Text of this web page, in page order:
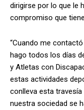
dirigirse por lo que le
compromiso que
“Cuando me
hago todos los días
y Atletas con
estas actividades
conlleva esta
nuestra sociedad se